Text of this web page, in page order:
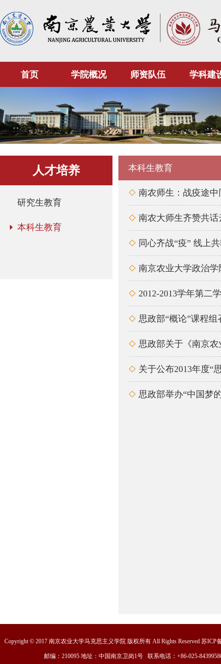
首页 学院概况 师资队伍 学科建
人才培养
研究生教育
本科生教育
本科生教育
 南农师生：战疫途
 南农大师生齐赞共话
 同心齐战“疫” 线上
 南京农业大学政治
 2012-2013学年第二
 思政部“概论”课程
 思政部关于《南京
 关于公布2013年度“
 思政部举办“中国梦
Copyright © 2017 南京农业大学马克思主义学院 版权所有 All Rights Reserved 苏ICP
邮编：210095 地址：中国南京卫岗1号 联系电话：+86-025-